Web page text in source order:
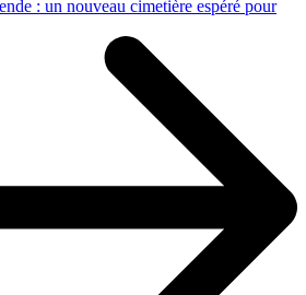
: un nouveau cimetière espéré pour